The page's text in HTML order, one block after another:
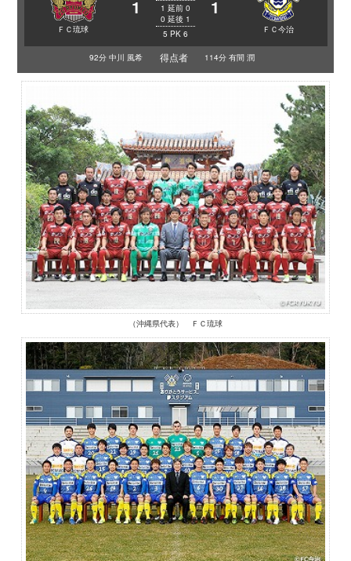
ＦＣ琉球
1
1 延前 0
0 延後 1
5 PK 6
1
ＦＣ今治
92分 中川 風希 得点者 114分 有間 潤
（沖縄県代表） ＦＣ琉球